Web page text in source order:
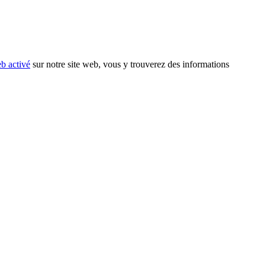
activé sur notre site web, vous y trouverez des informations